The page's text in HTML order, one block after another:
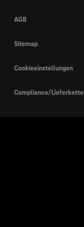
AGB
Sitemap
Cookieeinstellungen
Compliance/Lieferkette